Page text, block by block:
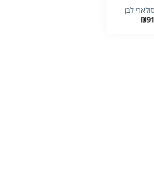
לבן
₪